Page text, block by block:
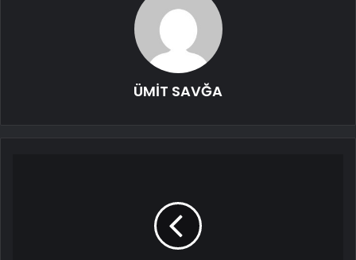
ÜMİT SAVĞA